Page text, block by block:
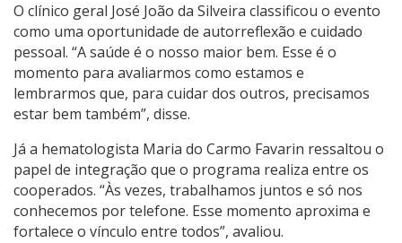
O clínico geral José João da Silveira classificou o evento
como uma oportunidade de autorreflexão e cuidado
pessoal. “A saúde é o nosso maior bem. Esse é o
momento para avaliarmos como estamos e
lembrarmos que, para cuidar dos outros, precisamos
estar bem também”, disse.
Já a hematologista Maria do Carmo Favarin ressaltou o
papel de integração que o programa realiza entre os
cooperados. “Às vezes, trabalhamos juntos e só nos
conhecemos por telefone. Esse momento aproxima e
fortalece o vínculo entre todos”, avaliou.